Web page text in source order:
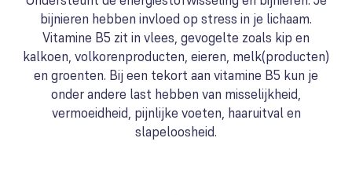
bijnieren hebben invloed op stress in je lichaam.
Vitamine B5 zit in vlees, gevogelte zoals kip en
kalkoen, volkorenproducten, eieren, melk(producten)
en groenten. Bij een tekort aan vitamine B5 kun je
onder andere last hebben van misselijkheid,
vermoeidheid, pijnlijke voeten, haaruitval en
slapeloosheid.